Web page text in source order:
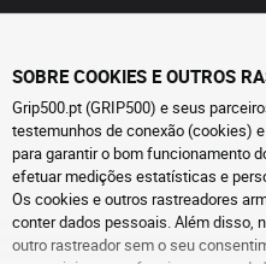
SOBRE COOKIES E OUTROS
Grip500.pt (GRIP500) e seus
testemunhos de conexão (cookies)
para garantir o bom funcionamento
efetuar medições estatísticas e
Os cookies e outros rastreadores
conter dados pessoais. Além disso,
outro rastreador sem o seu